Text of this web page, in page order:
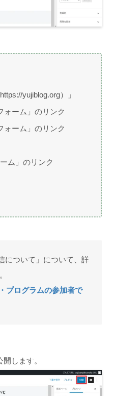
yujiblog.org）」
ォーム」のリンク
ォーム」のリンク
ム」のリンク
について」について、詳
プログラムの参加者で
します。